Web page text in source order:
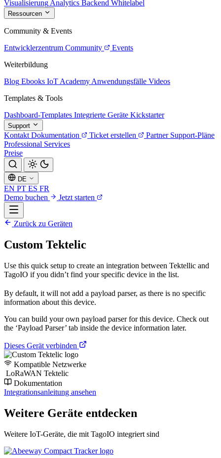
Visualisierung Analytics Backend Whitelabel
Ressourcen
Community & Events
Entwicklerzentrum Community
Events
Weiterbildung
Blog Ebooks IoT Academy Anwendungsfälle Videos
Templates & Tools
Dashboard-Templates Integrierte Geräte Kickstarter
Support
Kontakt Dokumentation Ticket erstellen Partner Support-Pläne
Professional Services
Preise
DE
EN PT ES FR
Demo buchen
Jetzt starten
Zurück zu Geräten
Custom Tektelic
Use this quick setup to create an integration between Tektellic and
TagoIO if you didn’t find your specific device in the list.
By default, it will not add a payload parser, as there is no specific
information about this device.
You can build your own payload parser for this device. Check out
the ‘Payload Parser’ tab inside the device information later.
Dieses Gerät verbinden
Kompatible Netzwerke
LoRaWAN Tektelic
Dokumentation
Integrationsanleitung ansehen
Weitere Geräte entdecken
Weitere IoT-Geräte, die mit TagoIO integriert sind